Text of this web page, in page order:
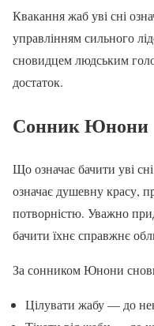
Квакання жаб уві сні
управлінням сильного
сновидцем людським
достаток.
Сонник Юнони
Що означає бачити уві
означає душевну красу,
потворністю. Уважно
бачити їхнє справжнє
За сонником Юнони
Цілувати жабу — до